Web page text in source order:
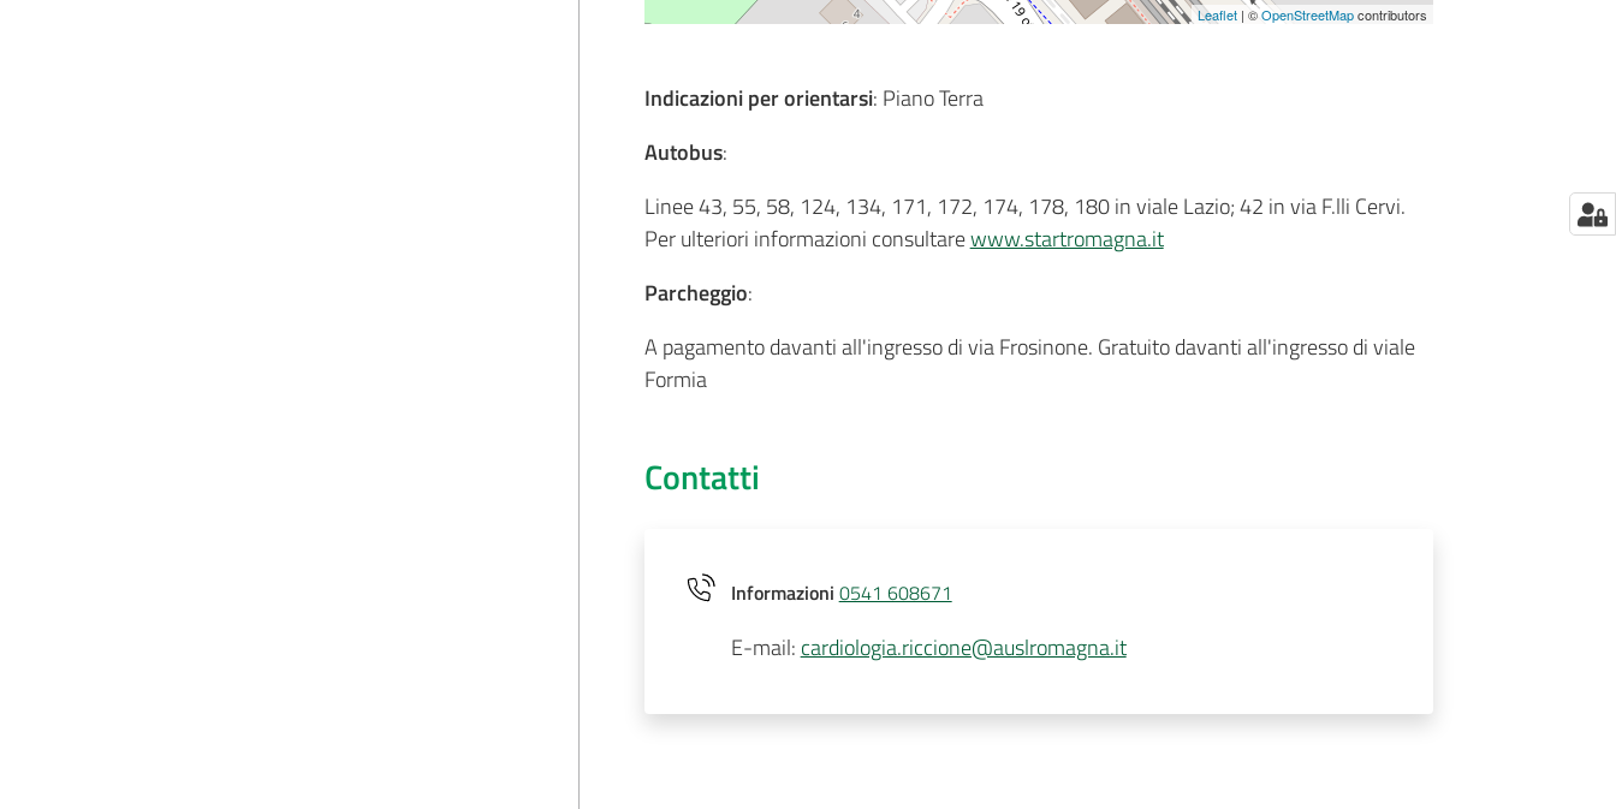
Leaflet| ©OpenStreetMapcontributors
Indicazioni per orientarsi: Piano Terra
Autobus:
Linee 43, 55, 58, 124, 134, 171, 172, 174, 178, 180 in viale Lazio; 42 in via F.lli Cervi.
Per ulteriori informazioni consultarewww.startromagna.it
Parcheggio:
A pagamento davanti all'ingresso di via Frosinone. Gratuito davanti all'ingresso di viale
Formia
Contatti
Informazioni 0541 608671
E-mail: cardiologia.riccione@auslromagna.it